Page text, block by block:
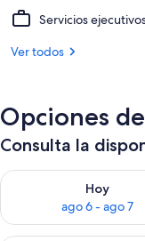
Servicios
Ver todos
Opciones
Consulta la
Hoy
ago 6 - ago 7
Consulta la